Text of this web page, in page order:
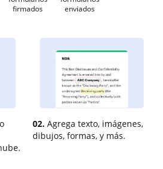
firmados
enviados
02. Agrega texto, imágenes,
dibujos, formas, y más.